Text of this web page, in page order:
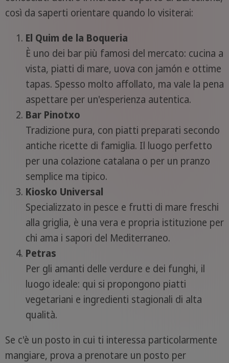
così da saperti orientare quando lo visiterai:
El Quim de la Boqueria
È uno dei bar più famosi del mercato: cucina a
vista, piatti di mare, uova con jamón e ottime
tapas. Spesso molto affollato, ma vale la pena
aspettare per un'esperienza autentica.
Bar Pinotxo
Tradizione pura, con piatti preparati secondo
antiche ricette di famiglia. Il luogo perfetto
per una colazione catalana o per un pranzo
semplice ma tipico.
Kiosko Universal
Specializzato in pesce e frutti di mare freschi
alla griglia, è una vera e propria istituzione per
chi ama i sapori del Mediterraneo.
Petras
Per gli amanti delle verdure e dei funghi, il
luogo ideale: qui si propongono piatti
vegetariani e ingredienti stagionali di alta
qualità.
Se c'è un posto in cui ti interessa particolarmente
mangiare, prova a prenotare un posto per